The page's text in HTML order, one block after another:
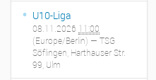
U10-Liga
08.11.2026 11:00
(Europe/Berlin) — TSG
Söflingen, Harthauser Str.
99, Ulm